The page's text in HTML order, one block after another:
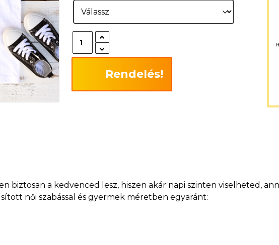
Rendelés!
biztosan a kedvenced lesz, hiszen akár napi szinten viselheted,
női szabással és gyermek méretben egyaránt: